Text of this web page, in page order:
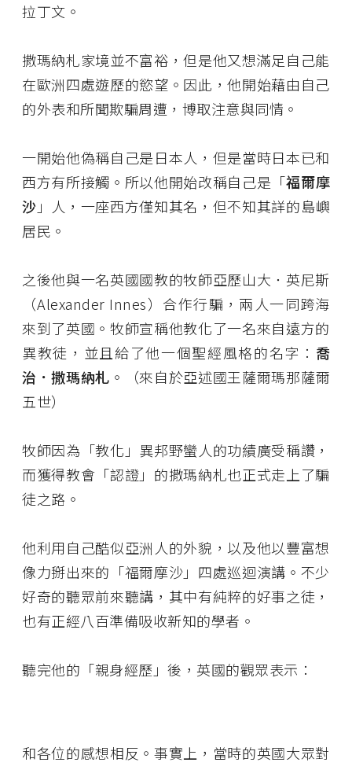
拉丁文。
撒瑪納札家境並不富裕，但是他又想滿足自己能
在歐洲四處遊歷的慾望。因此，他開始藉由自己
的外表和所聞欺騙周遭，博取注意與同情。
一開始他偽稱自己是日本人，但是當時日本已和
西方有所接觸。所以他開始改稱自己是「福爾摩
沙 」人，一座西方僅知其名，但不知其詳的島嶼
居民。
之後他與一名英國國教的牧師亞歷山大．英尼斯
（Alexander Innes）合作行騙，兩人一同跨海
來到了英國。牧師宣稱他教化了一名來自遠方的
異教徒，並且給了他一個聖經風格的名字： 喬
治．撒瑪納札 。（來自於亞述國王薩爾瑪那薩爾
五世）
牧師因為「教化」異邦野蠻人的功績廣受稱讚，
而獲得教會「認證」的撒瑪納札也正式走上了騙
徒之路。
他利用自己酷似亞洲人的外貌，以及他以豐富想
像力掰出來的「福爾摩沙」四處巡迴演講。不少
好奇的聽眾前來聽講，其中有純粹的好事之徒，
也有正經八百準備吸收新知的學者。
聽完他的「親身經歷」後，英國的觀眾表示：
和各位的感想相反。事實上，當時的英國大眾對